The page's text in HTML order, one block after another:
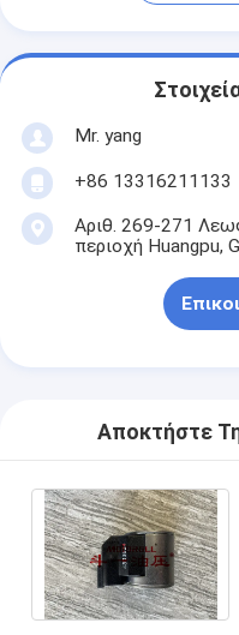
Mr. yang
+86 13316211133
Αριθ. 269-271
περιοχή Huangpu,
Αποκτήστε